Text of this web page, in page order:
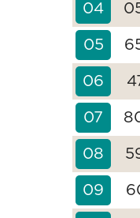
04
05
06
07
08
09